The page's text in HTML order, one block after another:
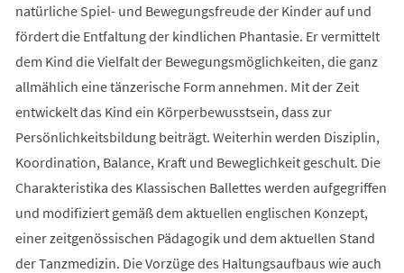
natürliche Spiel- und Bewegungsfreude der Kinder auf und
fördert die Entfaltung der kindlichen Phantasie. Er vermittelt
dem Kind die Vielfalt der Bewegungsmöglichkeiten, die ganz
allmählich eine tänzerische Form annehmen. Mit der Zeit
entwickelt das Kind ein Körperbewusstsein, dass zur
Persönlichkeitsbildung beiträgt. Weiterhin werden Disziplin,
Koordination, Balance, Kraft und Beweglichkeit geschult. Die
Charakteristika des Klassischen Ballettes werden aufgegriffen
und modifiziert gemäß dem aktuellen englischen Konzept,
einer zeitgenössischen Pädagogik und dem aktuellen Stand
der Tanzmedizin. Die Vorzüge des Haltungsaufbaus wie auch